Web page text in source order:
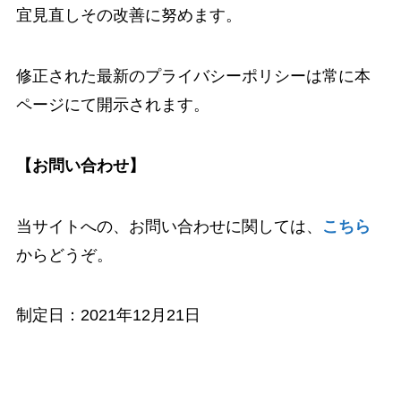
宜見直しその改善に努めます。
修正された最新のプライバシーポリシーは常に本
ページにて開示されます。
【お問い合わせ】
当サイトへの、お問い合わせに関しては、
こちら
からどうぞ。
制定日：2021年12月21日